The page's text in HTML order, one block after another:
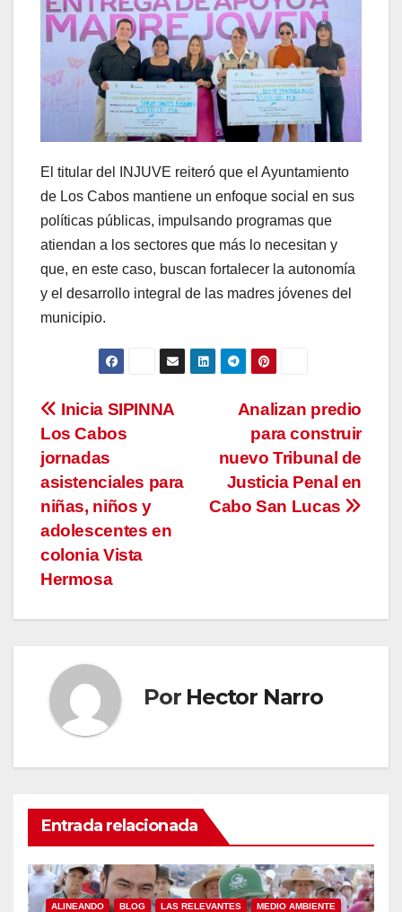
El titular del INJUVE reiteró que el Ayuntamiento
de Los Cabos mantiene un enfoque social en sus
políticas públicas, impulsando programas que
atiendan a los sectores que más lo necesitan y
que, en este caso, buscan fortalecer la autonomía
y el desarrollo integral de las madres jóvenes del
municipio.
Navegación
de
entradas
Analizan predio
para construir
nuevo Tribunal de
Justicia Penal en
Cabo San Lucas
Inicia SIPINNA
Los Cabos
jornadas
asistenciales para
niñas, niños y
adolescentes en
colonia Vista
Hermosa
Por Hector Narro
Entrada relacionada
ALINEANDO BLOG LAS RELEVANTES MEDIO AMBIENTE